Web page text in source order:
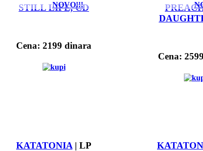
NOVO!!!
STILL LIFE, CD
Cena: 2199 dinara
Cena:
KATATONIA | LP